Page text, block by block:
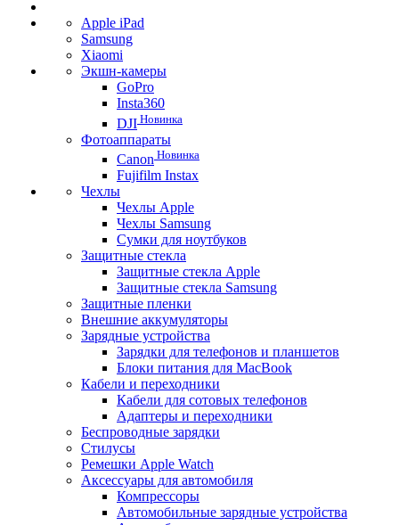
Apple iPad
Samsung
Xiaomi
Экшн-камеры
GoPro
Insta360
DJI Новинка
Фотоаппараты
Canon Новинка
Fujifilm Instax
Чехлы
Чехлы Apple
Чехлы Samsung
Сумки для ноутбуков
Защитные стекла
Защитные стекла Apple
Защитные стекла Samsung
Защитные пленки
Внешние аккумуляторы
Зарядные устройства
Зарядки для телефонов и планшетов
Блоки питания для MacBook
Кабели и переходники
Кабели для сотовых телефонов
Адаптеры и переходники
Беспроводные зарядки
Стилусы
Ремешки Apple Watch
Аксессуары для автомобиля
Компрессоры
Автомобильные зарядные устройства